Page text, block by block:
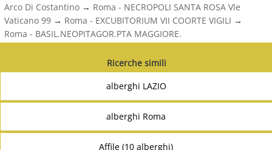
Arco Di Costantino → Roma - NECROPOLI SANTA ROSA Vle
Vaticano 99 → Roma - EXCUBITORIUM VII COORTE VIGILI →
Roma - BASIL.NEOPITAGOR.PTA MAGGIORE.
Ricerche simili
alberghi LAZIO
alberghi Roma
Affile (10 alberghi)